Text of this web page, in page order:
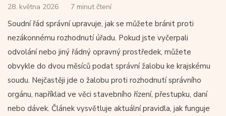
28. května 2026 7 minut čtení
Soudní řád správní upravuje, jak se můžete bránit proti
nezákonnému rozhodnutí úřadu. Pokud jste vyčerpali
odvolání nebo jiný řádný opravný prostředek, můžete
obvykle do dvou měsíců podat správní žalobu ke krajskému
soudu. Nejčastěji jde o žalobu proti rozhodnutí správního
orgánu, například ve věci stavebního řízení, přestupku, daní
nebo dávek. Článek vysvětluje aktuální pravidla, jak funguje